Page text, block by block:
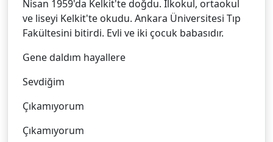
Nisan 1959'da Kelkit'te doğdu. İlkokul, ortaokul
ve liseyi Kelkit'te okudu. Ankara Üniversitesi Tıp
Fakültesini bitirdi. Evli ve iki çocuk babasıdır.
Gene daldım hayallere
Sevdiğim
Çıkamıyorum
Çıkamıyorum